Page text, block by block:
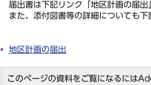
届出書は下記リンク「地区計画の届出
また、添付図書等の詳細についても下
地区計画の届出
このページの資料をご覧になるには